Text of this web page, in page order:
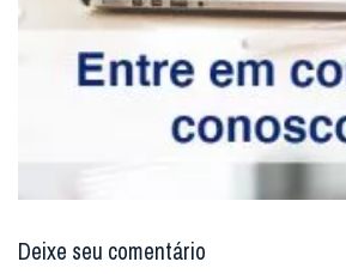
Deixe seu comentário